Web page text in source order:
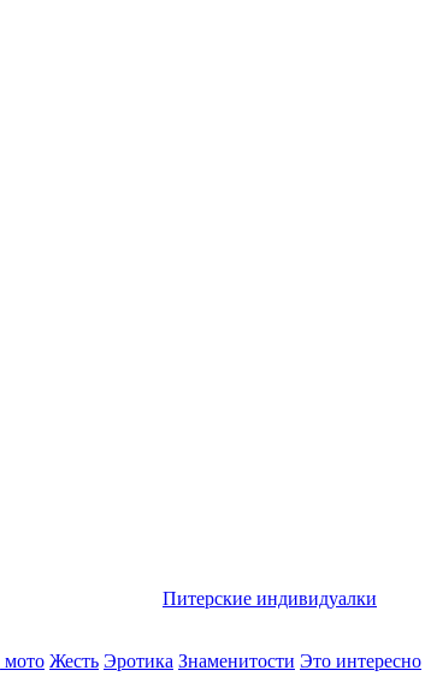
Питерские индивидуалки
мото Жесть Эротика Знаменитости Это интересно